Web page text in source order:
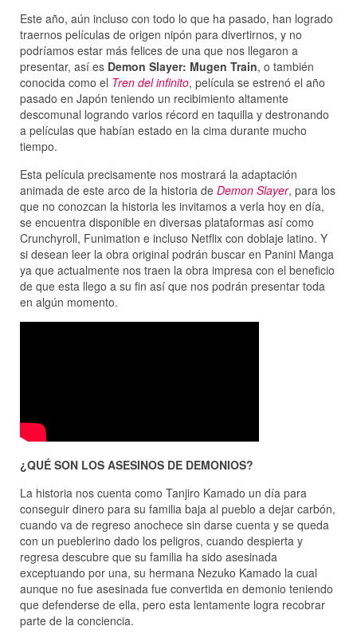
Este año, aún incluso con todo lo que ha pasado, han logrado
traernos películas de origen nipón para divertirnos, y no
podríamos estar más felices de una que nos llegaron a
presentar, así es Demon Slayer: Mugen Train, o también
conocida como el Tren del infinito, película se estrenó el año
pasado en Japón teniendo un recibimiento altamente
descomunal logrando varios récord en taquilla y destronando
a películas que habían estado en la cima durante mucho
tiempo.
Esta película precisamente nos mostrará la adaptación
animada de este arco de la historia de Demon Slayer, para los
que no conozcan la historia les invitamos a verla hoy en día,
se encuentra disponible en diversas plataformas así como
Crunchyroll, Funimation e incluso Netflix con doblaje latino. Y
si desean leer la obra original podrán buscar en Panini Manga
ya que actualmente nos traen la obra impresa con el beneficio
de que esta llego a su fin así que nos podrán presentar toda
en algún momento.
¿QUÉ SON LOS ASESINOS DE DEMONIOS?
La historia nos cuenta como Tanjiro Kamado un día para
conseguir dinero para su familia baja al pueblo a dejar carbón,
cuando va de regreso anochece sin darse cuenta y se queda
con un pueblerino dado los peligros, cuando despierta y
regresa descubre que su familia ha sido asesinada
exceptuando por una, su hermana Nezuko Kamado la cual
aunque no fue asesinada fue convertida en demonio teniendo
que defenderse de ella, pero esta lentamente logra recobrar
parte de la conciencia.